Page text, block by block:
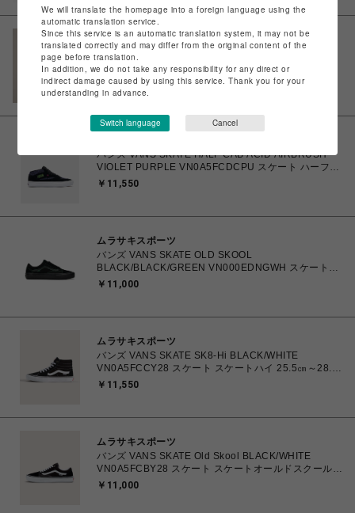
く】
ノークス
vintage CELINE〈ヴィンテージセリーヌ〉トートバッ
グ
￥74,800
バンズ VANS SKATE HALF CAB ACID AIRBRUSH
VIOLET PURPLE VN0A5FCDCPU スケート ハーフキ
ャブ 26.0cm～28.0㎝ スニーカー メンズ シューズ
￥11,550
ムラサキスポーツ
バンズ VANS SKATE OLD SKOOL
BLACK/BLACK/GREEN VN000EDNGWH スケートオ
ールドスクール 26.0cm～28.0㎝ スニーカー メンズ シ
￥11,000
ムラサキスポーツ
バンズ VANS SKATE SK8-Hi BLACK/WHITE
VN0A5FCCY28 スケート スケートハイ 25.5㎝～28.0
㎝ スニーカー メンズ シューズ 0194905568090 【送
￥11,550
ムラサキスポーツ
バンズ VANS SKATE Old Skool BLACK/WHITE
VN0A5FCBY28 スケート スケートオールドスクール
23.5㎝～28.0㎝ スニーカー メンズ レディース シュー
￥11,000
We will translate the homepage into a foreign language using the
automatic translation service.
Since this service is an automatic translation system, it may not be
translated correctly and may differ from the original content of the
page before translation.
In addition, we do not take any responsibility for any direct or
indirect damage caused by using this service. Thank you for your
understanding in advance.
Switch language Cancel